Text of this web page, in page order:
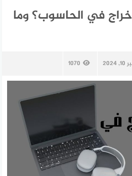
في الحاسوب؟ وما
1070